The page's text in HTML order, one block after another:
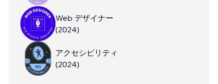
Web デザイナー
(2024)
アクセシビリティ
(2024)